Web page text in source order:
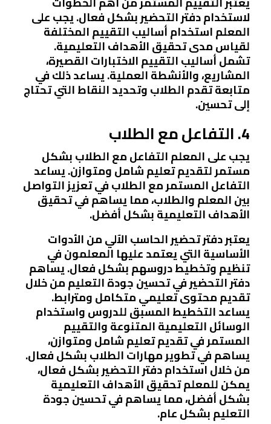
لاستخدام دفتر التحضير بشكل فعال. يجب على
المعلم استخدام أساليب التقييم المختلفة
لقياس مدى تحقيق الأهداف التعليمية.
تشمل أساليب التقييم الاختبارات القصيرة،
المشاريع، والأنشطة العملية. يساعد ذلك في
متابعة تقدم الطلاب وتحديد النقاط التي تحتاج
إلى تحسين.
4. التفاعل مع الطلاب
يجب على المعلم التفاعل مع الطلاب بشكل
مستمر لتقديم تعليم شامل ومتوازن. يساعد
التفاعل المستمر مع الطلاب في تعزيز التواصل
بين المعلم والطلاب، مما يساهم في تحقيق
الأهداف التعليمية بشكل أفضل.
يعتبر دفتر تحضير الحاسب الآلي من الأدوات
الأساسية التي يعتمد عليها المعلمون في
تنظيم وتخطيط دروسهم بشكل فعال. يساهم
دفتر التحضير في تحسين جودة التعليم من خلال
تقديم محتوى تعليمي متكامل ومترابط.
يساعد التخطيط المسبق للدروس واستخدام
الوسائل التعليمية المتنوعة والتقييم
المستمر في تقديم تعليم شامل ومتوازن،
يساهم في تطوير مهارات الطلاب بشكل فعال.
من خلال استخدام دفتر التحضير بشكل فعال،
يمكن للمعلم تحقيق الأهداف التعليمية
بشكل أفضل، مما يساهم في تحسين جودة
التعليم بشكل عام.